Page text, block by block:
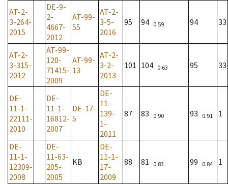
AT-2-
3-264-
2015
DE-9-
2-
4667-
2012
AT-99-
55
AT-2-
3-5-
2016
95 94 0.59 94 33
AT-2-
3-315-
2012
AT-99-
120-
71415-
2009
AT-99-
13
AT-2-
3-2-
2013
101 104 0.63 95 33
DE-
11-1-
22111-
2010
DE-
11-1-
16812-
2007
DE-17-
5
DE-
11-
139-
1-
2011
87 83 0.90 93 0.91 1
DE-
11-1-
12309-
2008
DE-
11-63-
205-
2005
KB
DE-
11-1-
17-
2009
88 81 0.83 99 0.84 1